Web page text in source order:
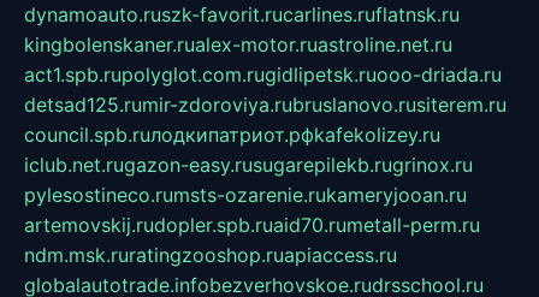
dynamoauto.ruszk-favorit.rucarlines.ruflatnsk.ru
kingbolenskaner.rualex-motor.ruastroline.net.ru
act1.spb.rupolyglot.com.rugidlipetsk.ruooo-driada.ru
detsad125.rumir-zdoroviya.rubruslanovo.rusiterem.ru
council.spb.ruлодкипатриот.рфkafekolizey.ru
iclub.net.rugazon-easy.rusugarepilekb.rugrinox.ru
pylesostineco.rumsts-ozarenie.rukameryjooan.ru
artemovskij.rudopler.spb.ruaid70.rumetall-perm.ru
ndm.msk.ruratingzooshop.ruapiaccess.ru
globalautotrade.infobezverhovskoe.rudrsschool.ru